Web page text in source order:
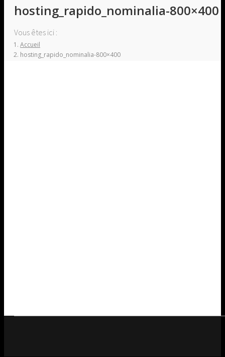
hosting_rapido_nominalia-800×400
Vous êtes ici :
Accueil
hosting_rapido_nominalia-800×400